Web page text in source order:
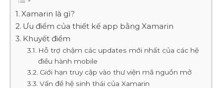
Xamarin là gì?
Ưu điểm của thiết kế app bằng Xamarin
Khuyết điểm
Hỗ trợ chậm các updates mới nhất của các hệ
điều hành mobile
Giới hạn truy cập vào thư viện mã nguồn mở
Vấn đề hệ sinh thái của Xamarin